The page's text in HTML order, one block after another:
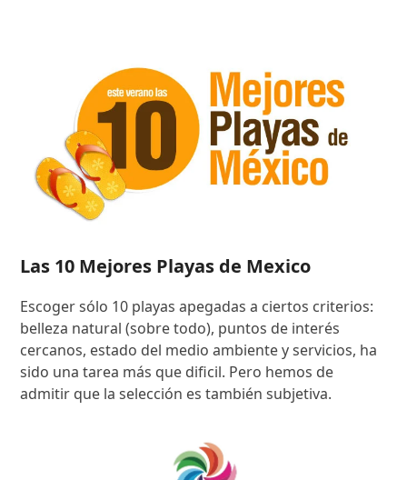
Las 10 Mejores Playas de Mexico
Escoger sólo 10 playas apegadas a ciertos criterios:
belleza natural (sobre todo), puntos de interés
cercanos, estado del medio ambiente y servicios, ha
sido una tarea más que dificil. Pero hemos de
admitir que la selección es también subjetiva.